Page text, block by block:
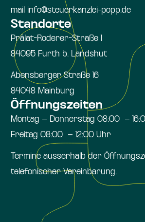
mail info@steuerkanzlei-popp.de
Standorte
Prälat-Roderer-Straße 1
84095 Furth b. Landshut
Abensberger Straße 16
84048 Mainburg
Öffnungszeiten
Montag – Donnerstag 08:00 –
Freitag 08:00 – 12:00 Uhr
Termine ausserhalb der
telefonischer Vereinbarung.